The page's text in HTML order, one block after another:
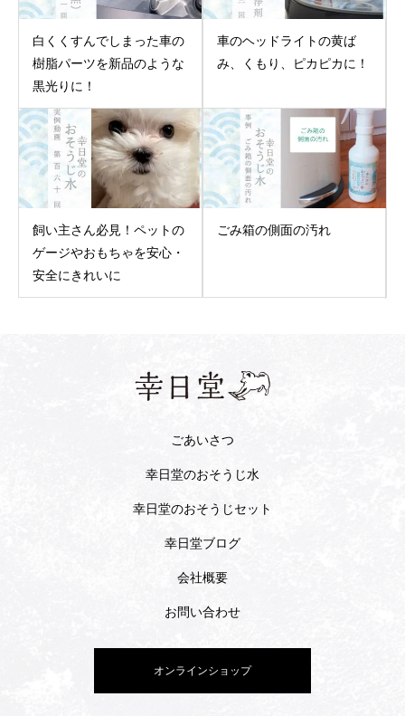
白くくすんでしまった車の
樹脂パーツを新品のような
黒光りに！
車のヘッドライトの黄ば
み、くもり、ピカピカに！
飼い主さん必見！ペットの
ゲージやおもちゃを安心・
安全にきれいに
ごみ箱の側面の汚れ
ごあいさつ
幸日堂のおそうじ水
幸日堂のおそうじセット
幸日堂ブログ
会社概要
お問い合わせ
オンラインショップ